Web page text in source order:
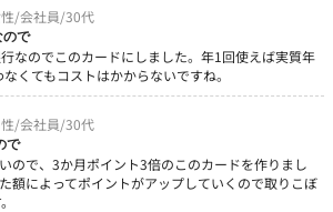
/会社員/30代
ので
なのでこのカードにしました。年1回使えば実質年
くてもコストはかからないですね。
/会社員/30代
で
ので、3か月ポイント3倍のこのカードを作りまし
額によってポイントがアップしていくので取りこぼ